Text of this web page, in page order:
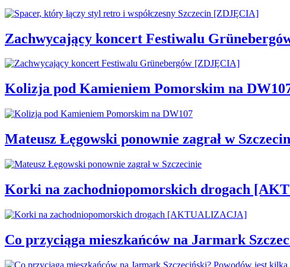
Zachwycający koncert Festiwalu
Kolizja pod Kamieniem Pomorskim na
Mateusz Łęgowski ponownie zagrał w
Korki na zachodniopomorskich drogach
Co przyciąga mieszkańców na Jarmark